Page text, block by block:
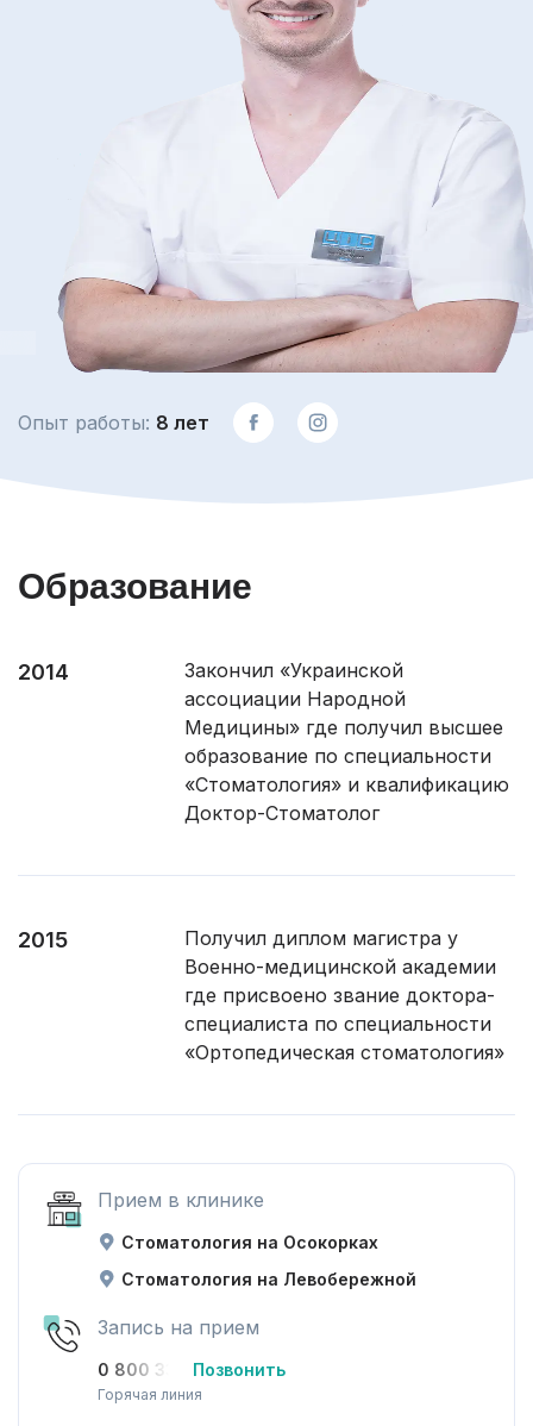
Опыт работы: 8 лет
Образование
2014
Закончил «Украинской
ассоциации Народной
Медицины» где получил высшее
образование по специальности
«Стоматология» и квалификацию
Доктор-Стоматолог
2015
Получил диплом магистра у
Военно-медицинской академии
где присвоено звание доктора-
специалиста по специальности
«Ортопедическая стоматология»
Прием в клинике
Стоматология на Осокорках
Стоматология на Левобережной
Запись на прием
0 800 33-08-12Позвонить
Горячая линия